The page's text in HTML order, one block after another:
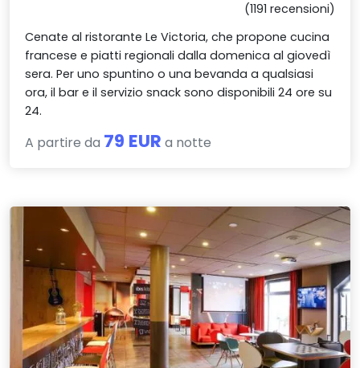
(1191 recensioni)
Cenate al ristorante Le Victoria, che propone cucina
francese e piatti regionali dalla domenica al giovedì
sera. Per uno spuntino o una bevanda a qualsiasi
ora, il bar e il servizio snack sono disponibili 24 ore su
24.
A partire da 79 EUR a notte